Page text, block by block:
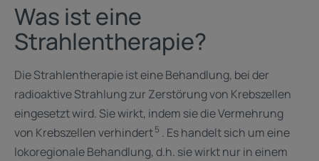
Was ist eine
Strahlentherapie?
Die Strahlentherapie ist eine Behandlung, bei der
radioaktive Strahlung zur Zerstörung von Krebszellen
eingesetzt wird. Sie wirkt, indem sie die Vermehrung
von Krebszellen verhindert5 . Es handelt sich um eine
lokoregionale Behandlung, d.h. sie wirkt nur in einem